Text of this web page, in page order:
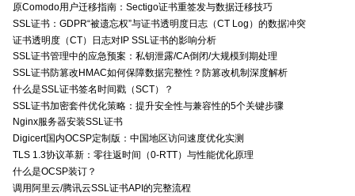
原Comodo用户迁移指南：Sectigo证书重签发与数据迁移技巧
SSL证书：GDPR“被遗忘权”与证书透明度日志（CT Log）的数据冲突
证书透明度（CT）日志对IP SSL证书的影响分析
SSL证书管理中的应急预案：私钥泄露/CA倒闭/大规模到期处理
SSL证书防篡改HMAC如何保障数据完整性？防篡改机制深度解析
什么是SSL证书签名时间戳（SCT）？
SSL证书加密套件优化策略：提升安全性与兼容性的5个关键步骤
Nginx服务器安装SSL证书
Digicert国内OCSP定制版：中国地区访问速度优化实测
TLS 1.3协议革新：零往返时间（0-RTT）与性能优化原理
什么是OCSP装订？
调用阿里云/腾讯云SSL证书API的完整流程